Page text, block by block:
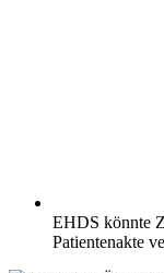
EHDS könnte
Patientenakte